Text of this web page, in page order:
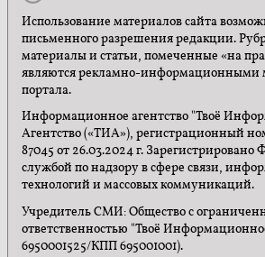
Использование материалов сайта
письменного разрешения редакции.
материалы и статьи, помеченные «на
являются рекламно-информационными
портала.
Информационное агентство "Твоё
Агентство («ТИА»), регистрационный
87045 от 26.03.2024 г. Зарегистрировано
службой по надзору в сфере связи,
технологий и массовых коммуникаций.
Учредитель СМИ: Общество с
ответственностью "Твоё
6950001525/КПП 695001001).